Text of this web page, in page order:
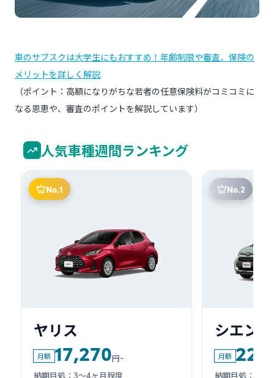
車のサブスクは大学生にもおすすめ！年齢制限や審査、保険の
メリットを詳しく解説
（ポイント：高額になりがちな若者の任意保険料がコミコミに
なる恩恵や、審査のポイントを解説しています）